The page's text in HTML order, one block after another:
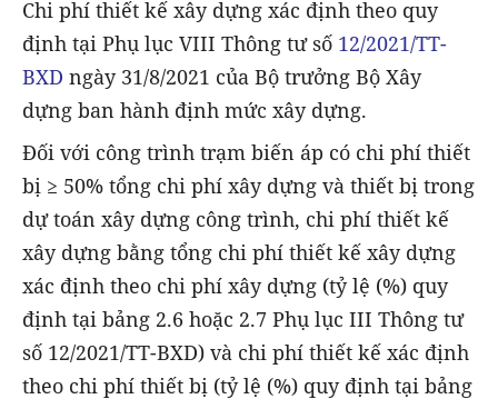
Chi phí thiết kế xây dựng xác định theo quy
định tại Phụ lục VIII Thông tư số 12/2021/TT-
BXD ngày 31/8/2021 của Bộ trưởng Bộ Xây
dựng ban hành định mức xây dựng.
Đối với công trình trạm biến áp có chi phí thiết
bị ≥ 50% tổng chi phí xây dựng và thiết bị trong
dự toán xây dựng công trình, chi phí thiết kế
xây dựng bằng tổng chi phí thiết kế xây dựng
xác định theo chi phí xây dựng (tỷ lệ (%) quy
định tại bảng 2.6 hoặc 2.7 Phụ lục III Thông tư
số 12/2021/TT-BXD) và chi phí thiết kế xác định
theo chi phí thiết bị (tỷ lệ (%) quy định tại bảng